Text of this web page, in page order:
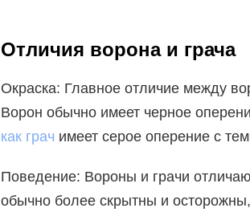
Отличия ворона и грача
Окраска: Главное отличие между
Ворон обычно имеет черное
как грач имеет серое оперение с
Поведение: Вороны и грачи
обычно более скрытны и